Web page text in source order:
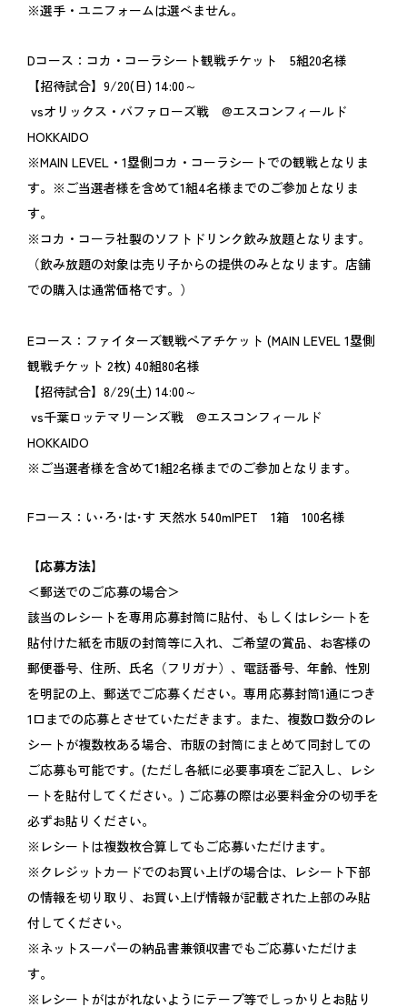
※選手・ユニフォームは選べません。
Dコース：コカ・コーラシート観戦チケット 5組20名様
【招待試合】9/20(日) 14:00～
vsオリックス・バファローズ戦 @エスコンフィールド
HOKKAIDO
※MAIN LEVEL・1塁側コカ・コーラシートでの観戦となりま
す。※ご当選者様を含めて1組4名様までのご参加となりま
す。
※コカ・コーラ社製のソフトドリンク飲み放題となります。
（飲み放題の対象は売り子からの提供のみとなります。店舗
での購入は通常価格です。）
Eコース：ファイターズ観戦ペアチケット (MAIN LEVEL 1塁側
観戦チケット 2枚) 40組80名様
【招待試合】8/29(土) 14:00～
vs千葉ロッテマリーンズ戦 @エスコンフィールド
HOKKAIDO
※ご当選者様を含めて1組2名様までのご参加となります。
Fコース：い･ろ･は･す 天然水 540mlPET 1箱 100名様
【応募方法】
＜郵送でのご応募の場合＞
該当のレシートを専用応募封筒に貼付、もしくはレシートを
貼付けた紙を市販の封筒等に入れ、ご希望の賞品、お客様の
郵便番号、住所、氏名（フリガナ）、電話番号、年齢、性別
を明記の上、郵送でご応募ください。専用応募封筒1通につき
1口までの応募とさせていただきます。また、複数口数分のレ
シートが複数枚ある場合、市販の封筒にまとめて同封しての
ご応募も可能です。(ただし各紙に必要事項をご記入し、レシ
ートを貼付してください。) ご応募の際は必要料金分の切手を
必ずお貼りください。
※レシートは複数枚合算してもご応募いただけます。
※クレジットカードでのお買い上げの場合は、レシート下部
の情報を切り取り、お買い上げ情報が記載された上部のみ貼
付してください。
※ネットスーパーの納品書兼領収書でもご応募いただけま
す。
※レシートがはがれないようにテープ等でしっかりとお貼り